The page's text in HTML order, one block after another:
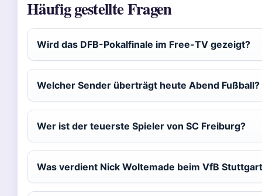
Häufig gestellte Fragen
Wird das DFB-Pokalfinale im Free-TV gezeigt?
Welcher Sender überträgt heute Abend Fußball?
Wer ist der teuerste Spieler von SC Freiburg?
Was verdient Nick Woltemade beim VfB